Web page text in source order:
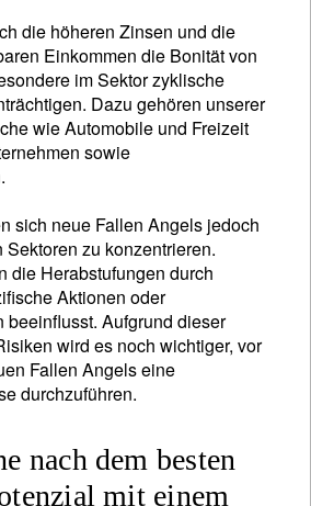
die höheren Zinsen und die
Einkommen die Bonität von
im Sektor zyklische
Dazu gehören unserer
wie Automobile und Freizeit
sowie
sich neue Fallen Angels jedoch
Sektoren zu konzentrieren.
die Herabstufungen durch
Aktionen oder
beeinflusst. Aufgrund dieser
wird es noch wichtiger, vor
Fallen Angels eine
durchzuführen.
nach dem besten
mit einem